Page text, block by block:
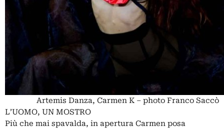
Artemis Danza, Carmen K – photo Franco Saccò
L’UOMO, UN MOSTRO
Più che mai spavalda, in apertura Carmen posa